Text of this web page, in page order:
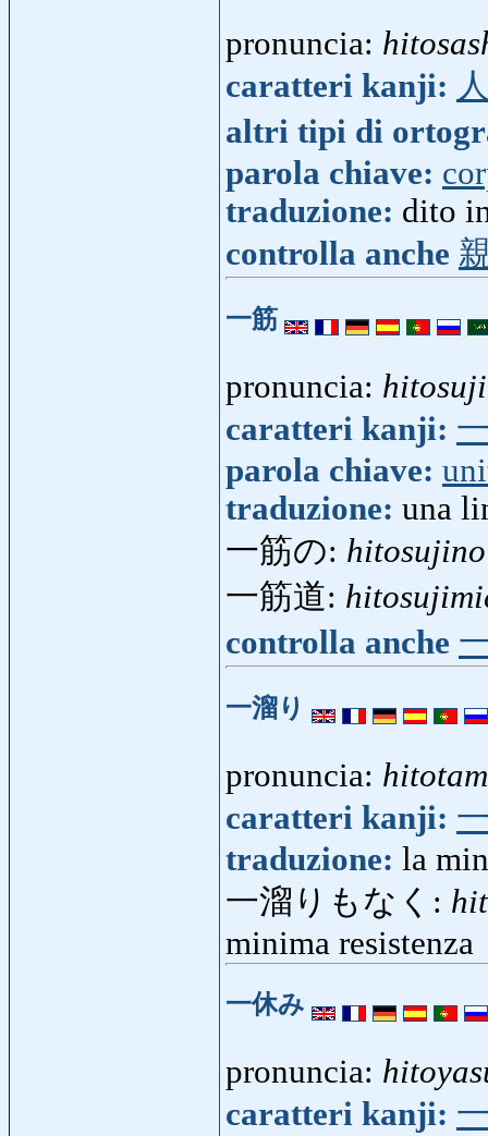
pronuncia:
caratteri kanji:
altri tipi di
parola chiave:
traduzione: dito
controlla anche
一筋
pronuncia: hitosuji
caratteri kanji:
parola chiave:
traduzione: una
一筋の: hitosujino
一筋道:
controlla anche
一溜り
pronuncia:
caratteri kanji:
traduzione: la
一溜りもなく:
minima resistenza
一休み
pronuncia:
caratteri kanji: